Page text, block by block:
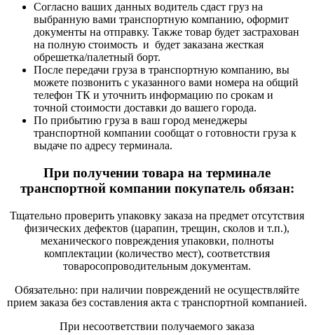
Согласно ваших данных водитель сдаст груз на
выбранную вами транспортную компанию, оформит
документы на отправку. Также товар будет застрахован
на полную стоимость и будет заказана жесткая
обрешетка/палетный борт.
После передачи груза в транспортную компанию, вы
можете позвонить с указанного вами номера на общий
телефон ТК и уточнить информацию по срокам и
точной стоимости доставки до вашего города.
По прибытию груза в ваш город менеджеры
транспортной компании сообщат о готовности груза к
выдаче по адресу терминала.
При получении товара на терминале
транспортной компании покупатель обязан:
Тщательно проверить упаковку заказа на предмет отсутствия
физических дефектов (царапин, трещин, сколов и т.п.),
механического повреждения упаковки, полноты
комплектации (количество мест), соответствия
товаросопроводительным документам.
Обязательно: при наличии повреждений не осуществляйте
прием заказа без составления акта с транспортной компанией.
При несоответствии получаемого заказа